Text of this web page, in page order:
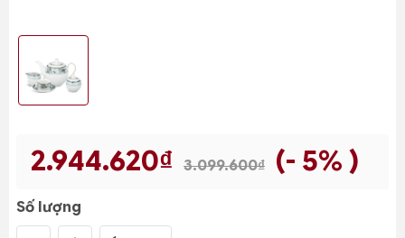
2.944.620₫ 3.099.600₫ (- 5% )
Số lượng